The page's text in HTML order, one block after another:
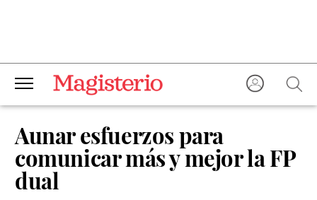
Aunar esfuerzos para
comunicar más y mejor la FP
dual